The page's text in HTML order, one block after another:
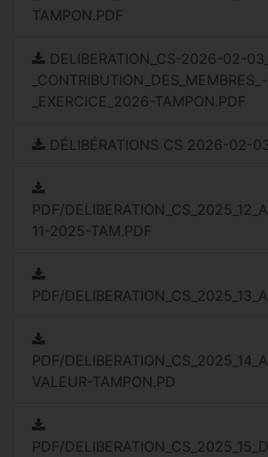
TAMPON.PDF
DELIBERATION_CS-2026-02-
_CONTRIBUTION_DES_MEMBRES_-
_EXERCICE_2026-TAMPON.PDF
DÉLIBÉRATIONS CS 2026-02-
PDF/
11-2025-TAM.PDF
PDF/
PDF/
VALEUR-TAMPON.PD
PDF/